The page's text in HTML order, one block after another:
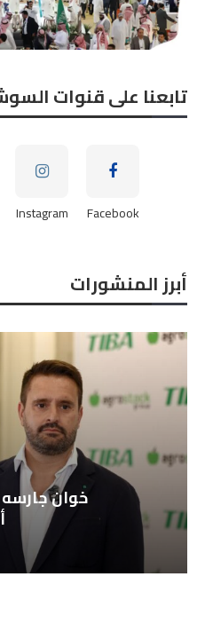
تابعنا على قنوات
Facebook
Instagram
أبرز المنشورات
خوان جارسه